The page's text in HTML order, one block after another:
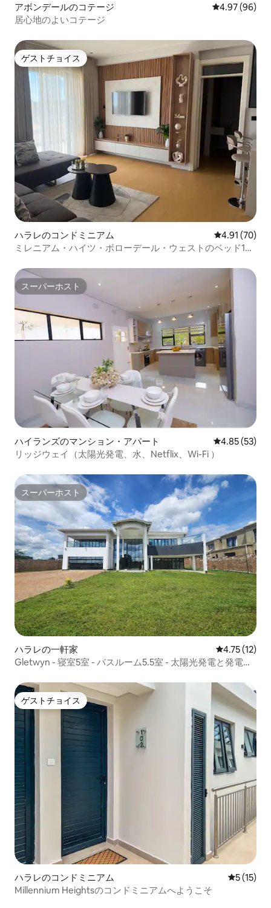
アボンデールのコテージ レビュー96
4.97 (96)
居心地のよいコテージ
ゲストチョイス
ゲストチョイス
ハラレのコンドミニアム レビュー70
4.91 (70)
ミレニアム・ハイツ・ボローデール・ウェストのベッド1台
スーパーホスト
スーパーホスト
ハイランズのマンション・アパート レビュー53
4.85 (53)
リッジウェイ（太陽光発電、水、Netflix、Wi-Fi ）
スーパーホスト
スーパーホスト
ハラレの一軒家 レビュー12
4.75 (12)
Gletwyn - 寝室5室 - バスルーム5.5室 - 太陽光発電と発電機
ゲストチョイス
ゲストチョイス
ハラレのコンドミニアム レビュー
5 (15)
Millennium Heightsのコンドミニアムへようこそ